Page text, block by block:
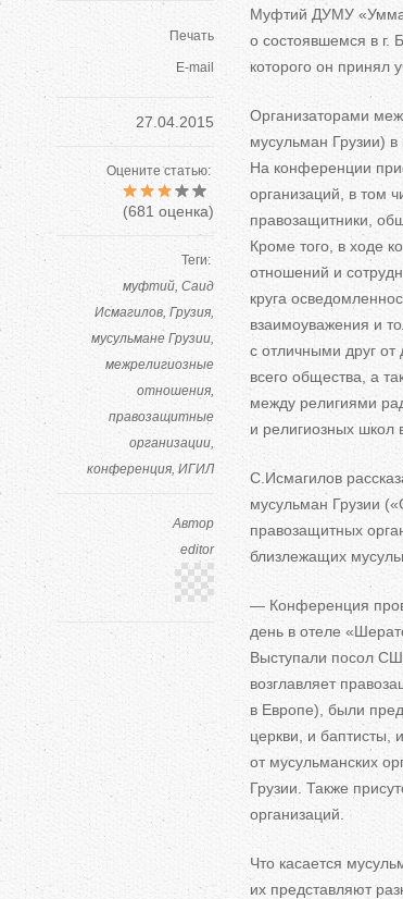
Печать
E-mail
27.04.2015
Оцените статью:
(681 оценка)
Теги:
муфтий Саид
Исмагилов Грузия
мусульмане Грузии
межрелигиозные
отношения
правозащитные
организации
конференция ИГИЛ
Автор
editor
Муфтий ДУМУ «
о состоявшемся в г.
которого он принял
Организаторами
мусульман Грузии) в
На конференции
организаций, в том
правозащитники,
Кроме того, в ходе
отношений и
круга
взаимоуважения и
с отличными друг от
всего общества, а
между религиями
и религиозных школ
С.Исмагилов
мусульман Грузии («
правозащитных
близлежащих
— Конференция
день в отеле «
Выступали посол
возглавляет
в Европе), были
церкви, и баптисты, и
от мусульманских
Грузии. Также
организаций.
Что касается
их представляют